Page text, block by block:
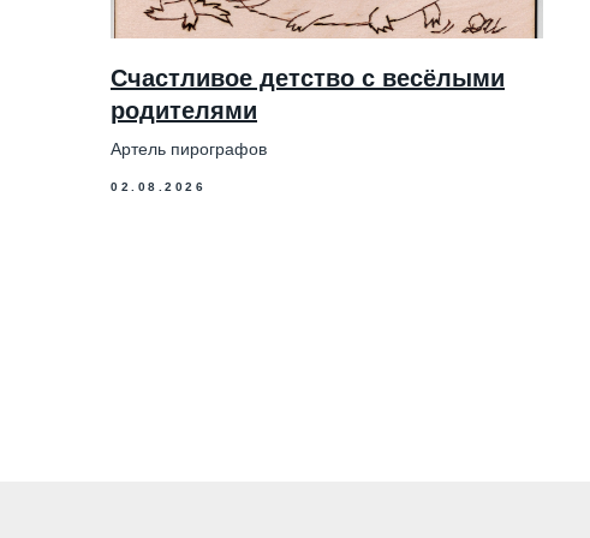
Счастливое детство с весёлыми
родителями
Артель пирографов
02.08.2026